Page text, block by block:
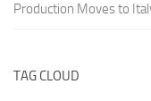
Production Moves to
TAG CLOUD